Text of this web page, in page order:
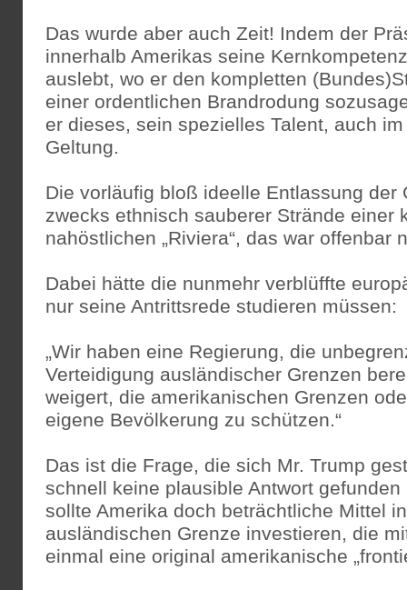
Das wurde aber auch Zeit! Indem der
innerhalb Amerikas seine
auslebt, wo er den kompletten
einer ordentlichen Brandrodung
er dieses, sein spezielles Talent, auch
Geltung.
Die vorläufig bloß ideelle Entlassung der
zwecks ethnisch sauberer Strände einer
nahöstlichen „Riviera“, das war offenbar
Dabei hätte die nunmehr verblüffte
nur seine Antrittsrede studieren müssen:
„Wir haben eine Regierung, die
Verteidigung ausländischer Grenzen
weigert, die amerikanischen Grenzen
eigene Bevölkerung zu schützen.“
Das ist die Frage, die sich Mr. Trump
schnell keine plausible Antwort
sollte Amerika doch beträchtliche Mittel
ausländischen Grenze investieren, die
einmal eine original amerikanische